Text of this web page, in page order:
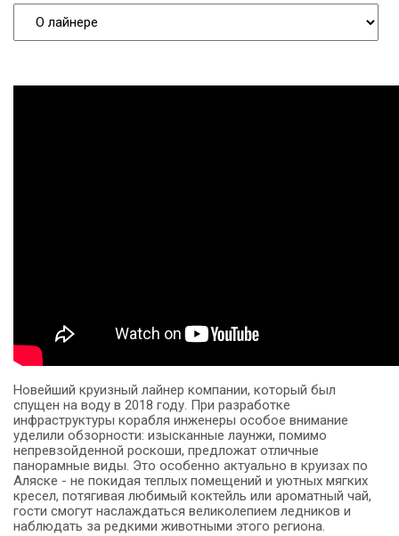
Новейший круизный лайнер компании, который был
спущен на воду в 2018 году. При разработке
инфраструктуры корабля инженеры особое внимание
уделили обзорности: изысканные лаунжи, помимо
непревзойденной роскоши, предложат отличные
панорамные виды. Это особенно актуально в круизах по
Аляске - не покидая теплых помещений и уютных мягких
кресел, потягивая любимый коктейль или ароматный чай,
гости смогут наслаждаться великолепием ледников и
наблюдать за редкими животными этого региона.